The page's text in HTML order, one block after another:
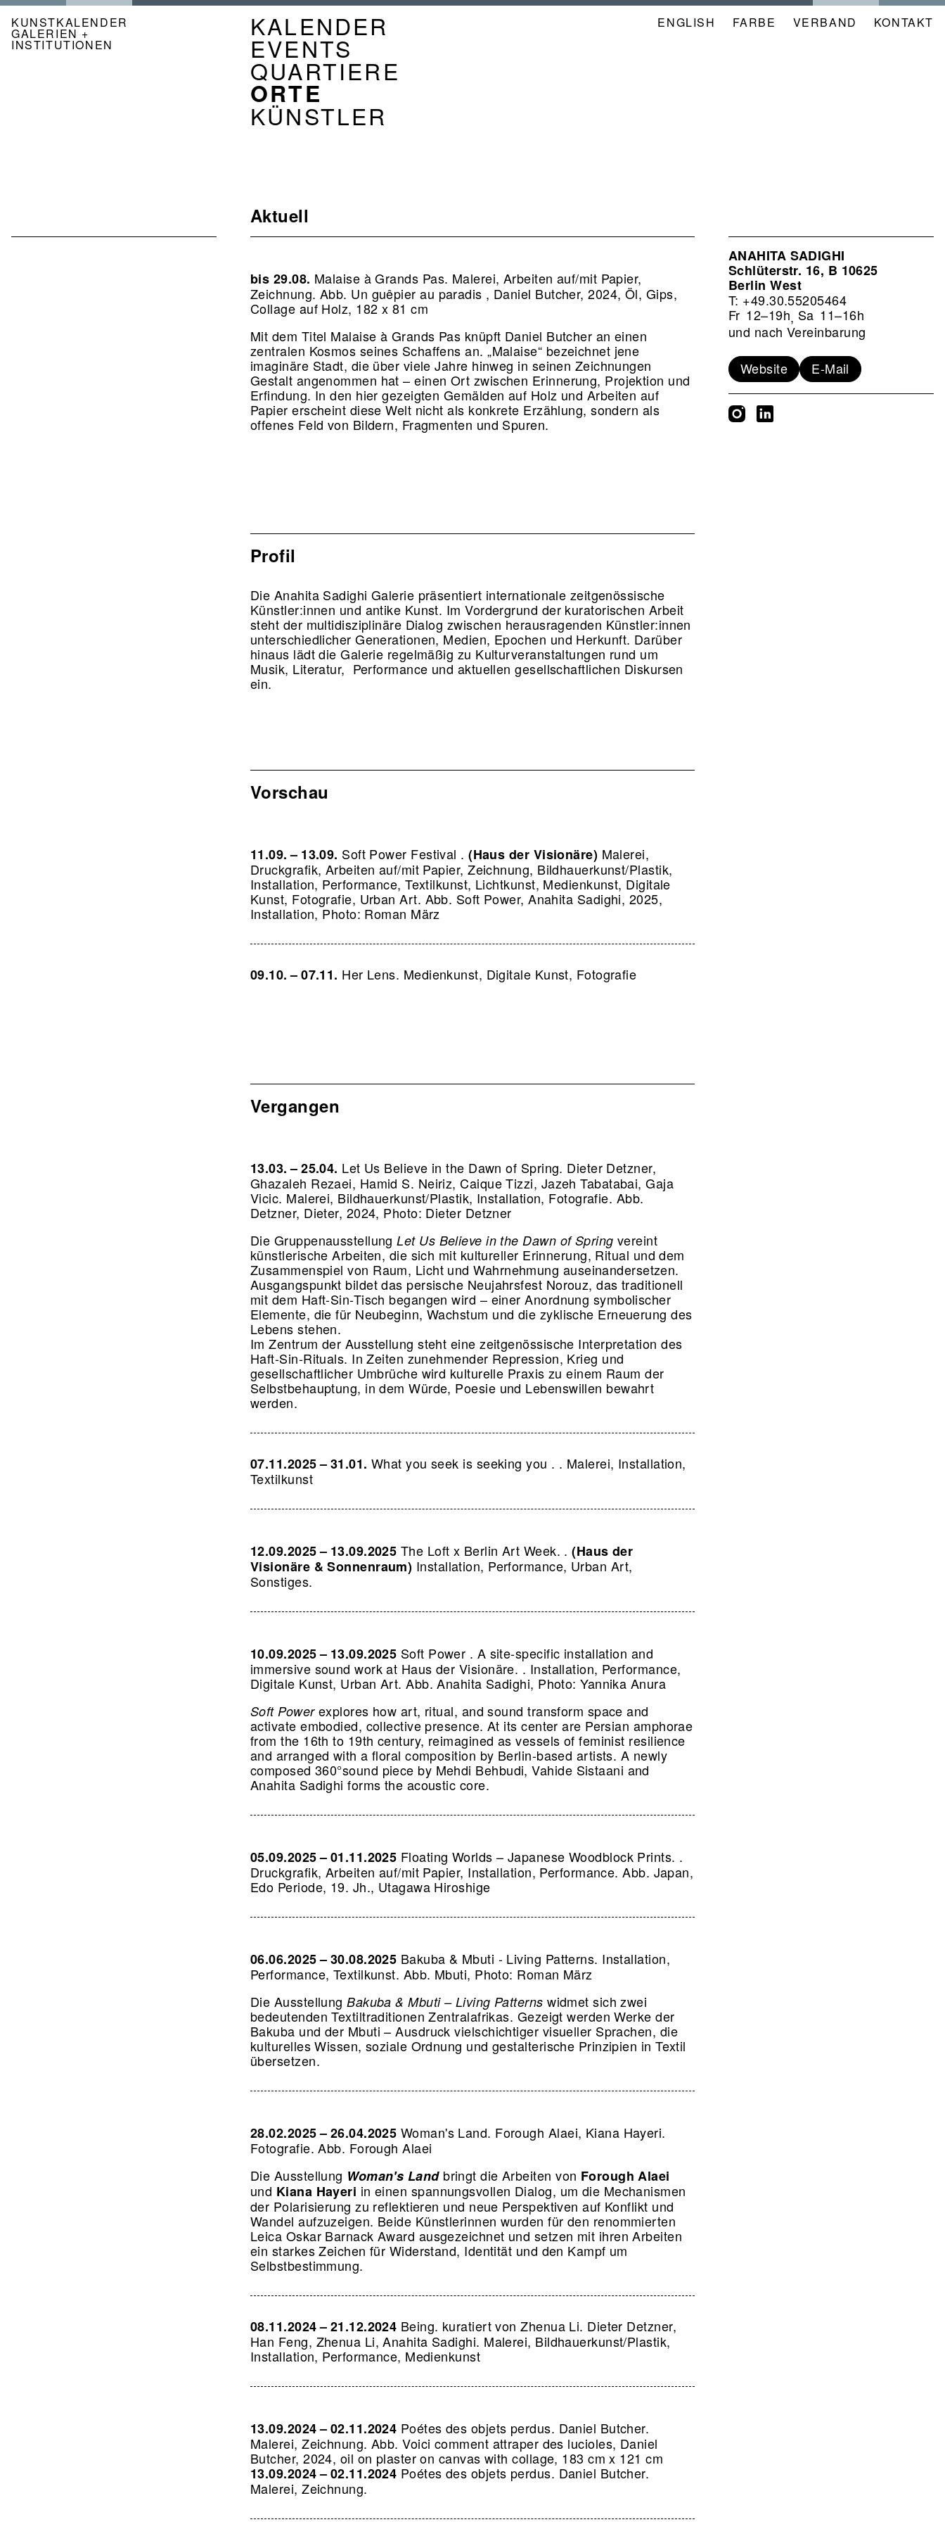
Direkt
zum
Inhalt
KUNSTKALENDER
GALERIEN +
INSTITUTIONEN
NAVIGATION
KALENDER
DE
KALENDER
EVENTS
QUARTIERE
ORTE
KÜNSTLER
ENGLISH FARBE NAVIGATION
VERBAND KONTAKT
Aktuell
bis 29.08. Malaise à Grands Pas. Malerei, Arbeiten auf/mit Papier,
Zeichnung. Abb. Un guêpier au paradis , Daniel Butcher, 2024, Öl, Gips,
Collage auf Holz, 182 x 81 cm
Mit dem Titel Malaise à Grands Pas knüpft Daniel Butcher an einen
zentralen Kosmos seines Schaffens an. „Malaise“ bezeichnet jene
imaginäre Stadt, die über viele Jahre hinweg in seinen Zeichnungen
Gestalt angenommen hat – einen Ort zwischen Erinnerung, Projektion und
Erfindung. In den hier gezeigten Gemälden auf Holz und Arbeiten auf
Papier erscheint diese Welt nicht als konkrete Erzählung, sondern als
offenes Feld von Bildern, Fragmenten und Spuren.
Profil
Die Anahita Sadighi Galerie präsentiert internationale zeitgenössische
Künstler:innen und antike Kunst. Im Vordergrund der kuratorischen Arbeit
steht der multidisziplinäre Dialog zwischen herausragenden Künstler:innen
unterschiedlicher Generationen, Medien, Epochen und Herkunft. Darüber
hinaus lädt die Galerie regelmäßig zu Kulturveranstaltungen rund um
Musik, Literatur, Performance und aktuellen gesellschaftlichen Diskursen
ein.
Vorschau
11.09. – 13.09. Soft Power Festival .(Haus der Visionäre) Malerei,
Druckgrafik, Arbeiten auf/mit Papier, Zeichnung, Bildhauerkunst/Plastik,
Installation, Performance, Textilkunst, Lichtkunst, Medienkunst, Digitale
Kunst, Fotografie, Urban Art. Abb. Soft Power, Anahita Sadighi, 2025,
Installation, Photo: Roman März
09.10. – 07.11. Her Lens. Medienkunst, Digitale Kunst, Fotografie
Vergangen
13.03. – 25.04. Let Us Believe in the Dawn of Spring. Dieter Detzner,
Ghazaleh Rezaei, Hamid S. Neiriz, Caique Tizzi, Jazeh Tabatabai, Gaja
Vicic. Malerei, Bildhauerkunst/Plastik, Installation, Fotografie. Abb.
Detzner, Dieter, 2024, Photo: Dieter Detzner
Die GruppenausstellungLet Us Believe in the Dawn of Spring vereint
künstlerische Arbeiten, die sich mit kultureller Erinnerung, Ritual und dem
Zusammenspiel von Raum, Licht und Wahrnehmung auseinandersetzen.
Ausgangspunkt bildet das persische Neujahrsfest Norouz, das traditionell
mit dem Haft-Sin-Tisch begangen wird – einer Anordnung symbolischer
Elemente, die für Neubeginn, Wachstum und die zyklische Erneuerung des
Lebens stehen.
Im Zentrum der Ausstellung steht eine zeitgenössische Interpretation des
Haft-Sin-Rituals. In Zeiten zunehmender Repression, Krieg und
gesellschaftlicher Umbrüche wird kulturelle Praxis zu einem Raum der
Selbstbehauptung, in dem Würde, Poesie und Lebenswillen bewahrt
werden.
07.11.2025 – 31.01. What you seek is seeking you . . Malerei, Installation,
Textilkunst
12.09.2025 – 13.09.2025 The Loft x Berlin Art Week. .(Haus der
Visionäre & Sonnenraum) Installation, Performance, Urban Art,
Sonstiges.
10.09.2025 – 13.09.2025 Soft Power . A site-specific installation and
immersive sound work at Haus der Visionäre. . Installation, Performance,
Digitale Kunst, Urban Art.Abb. Anahita Sadighi, Photo: Yannika Anura
Soft Powerexplores how art, ritual, and sound transform space and
activate embodied, collective presence. At its center are Persian amphorae
from the 16th to 19th century, reimagined as vessels of feminist resilience
and arranged with a floral composition by Berlin-based artists. A newly
composed 360°sound piece by Mehdi Behbudi, Vahide Sistaani and
Anahita Sadighi forms the acoustic core.
05.09.2025 – 01.11.2025 Floating Worlds – Japanese Woodblock Prints. .
Druckgrafik, Arbeiten auf/mit Papier, Installation, Performance.Abb. Japan,
Edo Periode, 19. Jh., Utagawa Hiroshige
06.06.2025 – 30.08.2025 Bakuba & Mbuti - Living Patterns. Installation,
Performance, Textilkunst. Abb. Mbuti, Photo: Roman März
Die AusstellungBakuba & Mbuti – Living Patterns widmet sich zwei
bedeutenden Textiltraditionen Zentralafrikas. Gezeigt werden Werke der
Bakuba und der Mbuti – Ausdruck vielschichtiger visueller Sprachen, die
kulturelles Wissen, soziale Ordnung und gestalterische Prinzipien in Textil
übersetzen.
28.02.2025 – 26.04.2025 Woman's Land. Forough Alaei, Kiana Hayeri.
Fotografie.Abb. Forough Alaei
Die Ausstellung Woman's Landbringt die Arbeiten von Forough Alaei
und Kiana Hayeri in einen spannungsvollen Dialog, um die Mechanismen
der Polarisierung zu reflektieren und neue Perspektiven auf Konflikt und
Wandel aufzuzeigen. Beide Künstlerinnen wurden für den renommierten
Leica Oskar Barnack Award ausgezeichnet und setzen mit ihren Arbeiten
ein starkes Zeichen für Widerstand, Identität und den Kampf um
Selbstbestimmung.
08.11.2024 – 21.12.2024 Being. kuratiert von Zhenua Li. Dieter Detzner,
Han Feng, Zhenua Li, Anahita Sadighi. Malerei, Bildhauerkunst/Plastik,
Installation, Performance, Medienkunst
13.09.2024 – 02.11.2024 Poétes des objets perdus. Daniel Butcher.
Malerei, Zeichnung. Abb. Voici comment attraper des lucioles, Daniel
Butcher, 2024, oil on plaster on canvas with collage, 183 cm x 121 cm
13.09.2024 – 02.11.2024 Poétes des objets perdus. Daniel Butcher.
Malerei, Zeichnung.
ANAHITA SADIGHI
Schlüterstr. 16, B 10625
Berlin West
T: +49.30.55205464
Fr 12–19h, Sa 11–16h
und nach Vereinbarung
Website
E-Mail